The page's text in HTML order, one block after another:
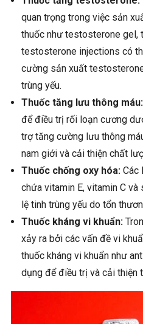
quan trọng trong việc sản
thuốc như testosterone gel,
testosterone injections có
cường sản xuất
trùng yếu.
Thuốc tăng lưu thông máu:
để điều trị rối loạn cương
trợ tăng cường lưu thông
nam giới và cải thiện chất
Thuốc chống oxy hóa: Các
chứa vitamin E, vitamin C
lệ tinh trùng yếu do tổn
Thuốc kháng vi khuẩn:
xảy ra bởi các vấn đề vi
thuốc kháng vi khuẩn như
dụng để điều trị và cải thiện